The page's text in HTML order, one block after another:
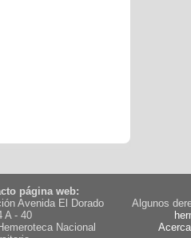
página web:
Avenida El Dorado
A - 40
Nacional
Algunos